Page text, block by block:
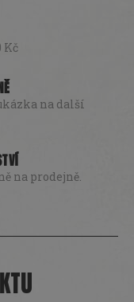
Kč
na další
na prodejně.